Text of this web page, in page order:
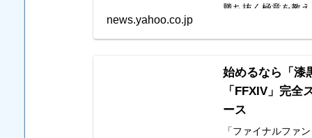
勝ち抜く極意を教
news.yahoo.co.jp
始めるなら「漆
「FFXIV」完
ース
「ファイナルファ